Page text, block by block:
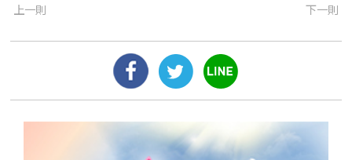
上一則 下一則